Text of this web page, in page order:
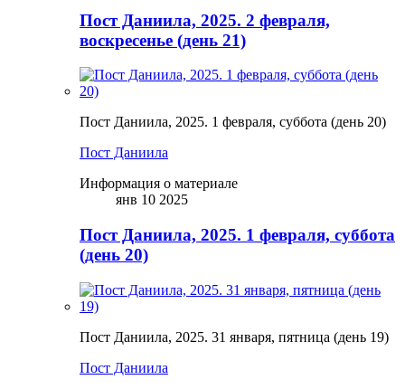
Пост Даниила, 2025. 2 февраля,
воскресенье (день 21)
Пост Даниила, 2025. 1 февраля, суббота (день 20)
Пост Даниила
Информация о материале
янв 10 2025
Пост Даниила, 2025. 1 февраля, суббота
(день 20)
Пост Даниила, 2025. 31 января, пятница (день 19)
Пост Даниила